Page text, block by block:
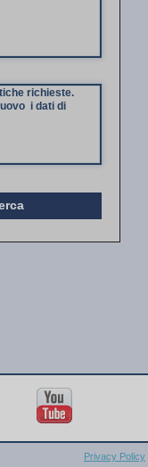
Privacy Policy
richieste.
i dati di